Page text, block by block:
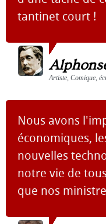
tantinet court !
Artiste, Comique,
Nous avons
économiques,
nouvelles
notre vie de
que nos